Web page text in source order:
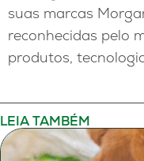
suas marcas
reconhecidas pelo
produtos,
LEIA TAMBÉM